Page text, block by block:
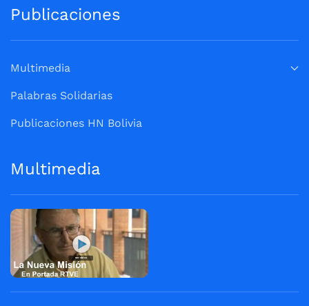
Publicaciones
Multimedia
Palabras Solidarias
Publicaciones HN Bolivia
Multimedia